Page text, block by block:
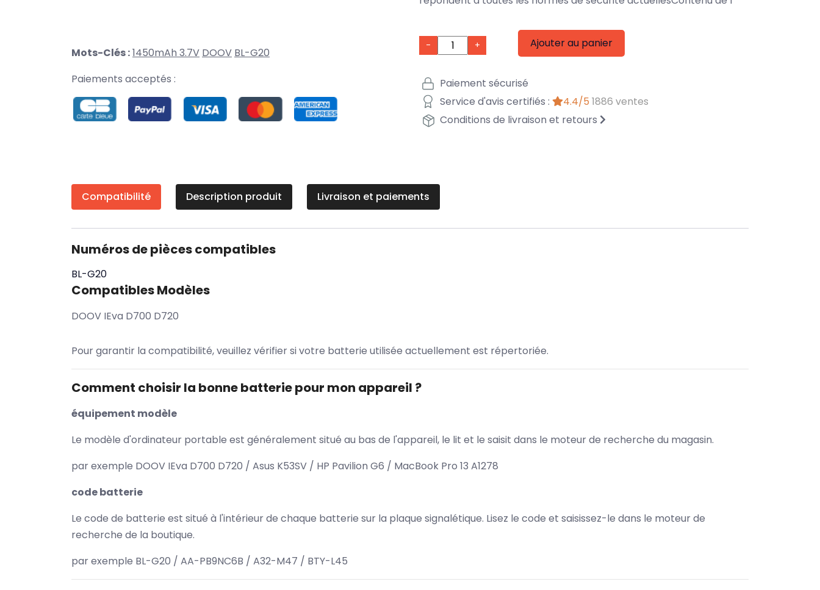
Mots-Clés :1450mAh 3.7V DOOV BL-G20
Paiements acceptés :
- + Ajouter au panier
Paiement sécurisé
Service d'avis certifiés :
4.4/5 1886 ventes
Conditions de livraison et retours
Compatibilité Description produit Livraison et paiements
Numéros de pièces compatibles
BL-G20
Compatibles Modèles
DOOV IEva D700 D720
Pour garantir la compatibilité, veuillez vérifier si votre batterie utilisée actuellement est répertoriée.
Comment choisir la bonne batterie pour mon appareil ?
équipement modèle
Le modèle d'ordinateur portable est généralement situé au bas de l'appareil, le lit et le saisit dans le moteur de recherche du magasin.
par exemple DOOV IEva D700 D720 / Asus K53SV / HP Pavilion G6 / MacBook Pro 13 A1278
code batterie
Le code de batterie est situé à l'intérieur de chaque batterie sur la plaque signalétique. Lisez le code et saisissez-le dans le moteur de
recherche de la boutique.
par exemple BL-G20 / AA-PB9NC6B / A32-M47 / BTY-L45